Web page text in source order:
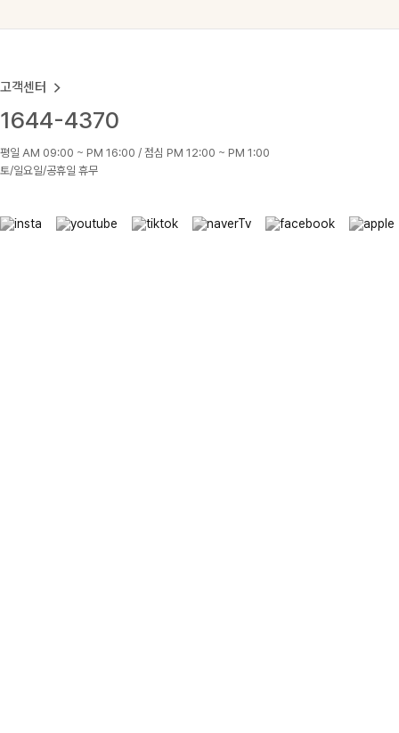
고객센터
1644-4370
평일 AM 09:00 ~ PM 16:00 / 점심 PM 12:00 ~ PM 1:00
토/일요일/공휴일 휴무